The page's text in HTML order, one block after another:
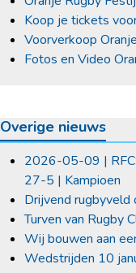
Koop je tickets
Voorverkoop
Fotos en Video
Overige nieuws
2026-05-09 |
27-5 | Kampioen
Drijvend
Turven van Rugby
Wij bouwen aan
Wedstrijden 10